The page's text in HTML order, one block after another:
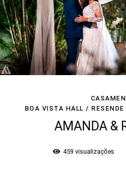
BOA VISTA HALL /
AMANDA &
459 visualizações